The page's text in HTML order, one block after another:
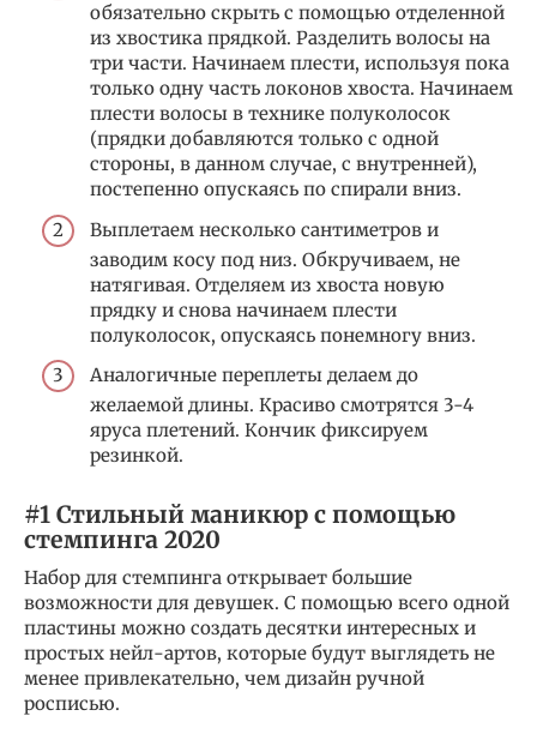
обязательно скрыть с помощью отделенной
из хвостика прядкой. Разделить волосы на
три части. Начинаем плести, используя пока
только одну часть локонов хвоста. Начинаем
плести волосы в технике полуколосок
(прядки добавляются только с одной
стороны, в данном случае, с внутренней),
постепенно опускаясь по спирали вниз.
Выплетаем несколько сантиметров и
заводим косу под низ. Обкручиваем, не
натягивая. Отделяем из хвоста новую
прядку и снова начинаем плести
полуколосок, опускаясь понемногу вниз.
Аналогичные переплеты делаем до
желаемой длины. Красиво смотрятся 3-4
яруса плетений. Кончик фиксируем
резинкой.
#1 Стильный маникюр с помощью
стемпинга 2020
Набор для стемпинга открывает большие
возможности для девушек. С помощью всего одной
пластины можно создать десятки интересных и
простых нейл-артов, которые будут выглядеть не
менее привлекательно, чем дизайн ручной
росписью.